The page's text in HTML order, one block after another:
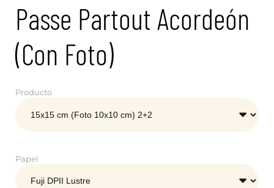
Passe Partout Acordeón
(Con Foto)
Producto
Papel